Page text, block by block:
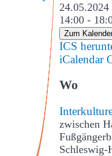
14:00 -
Zum
ICS
iCalendar
Wo
zwischen
Schleswig-